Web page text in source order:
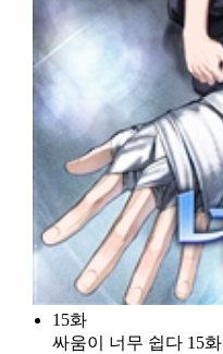
15화
싸움이 너무 쉽다 15화